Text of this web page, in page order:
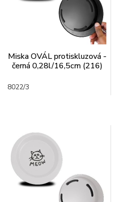
Miska OVÁL protiskluzová -
černá 0,28l/16,5cm (216)
8022/3